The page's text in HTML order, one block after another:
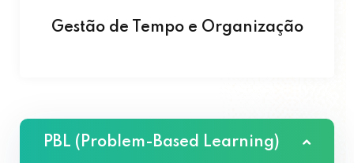
Gestão de Tempo e Organização
PBL (Problem-Based Learning)